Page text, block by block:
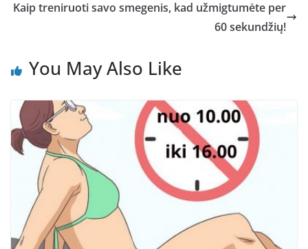
Kaip treniruoti savo smegenis, kad užmigtumėte per
60 sekundžių!
You May Also Like